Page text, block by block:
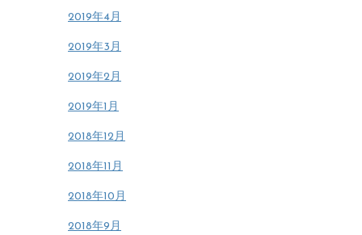
2019年4月
2019年3月
2019年2月
2019年1月
2018年12月
2018年11月
2018年10月
2018年9月